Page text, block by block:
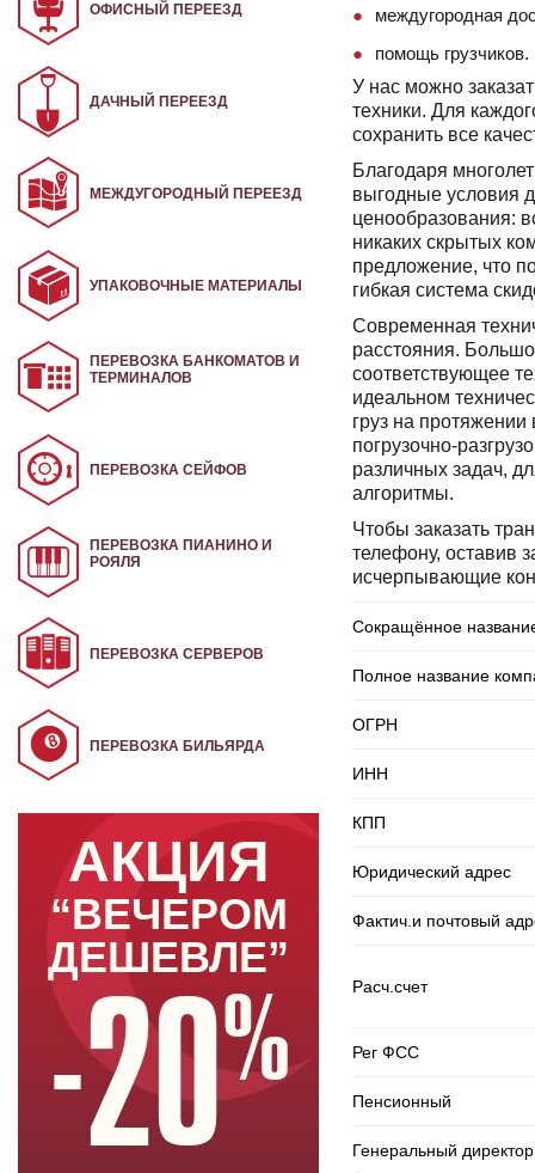
междугородная
помощь грузчиков.
У нас можно
техники. Для
сохранить все
Благодаря
выгодные условия
ценообразования:
никаких скрытых
предложение, что
гибкая система
Современная
расстояния.
соответствующее
идеальном
груз на
погрузочно-
различных задач,
алгоритмы.
Чтобы заказать
телефону, оставив
исчерпывающие
Сокращённое
Полное название
ОГРН
ИНН
КПП
Юридический адрес
Фактич.и почтовый
Расч.счет
Рег ФСС
Пенсионный
Генеральный
ОФИСНЫЙ ПЕРЕЕЗД
ДАЧНЫЙ ПЕРЕЕЗД
МЕЖДУГОРОДНЫЙ ПЕРЕЕЗД
УПАКОВОЧНЫЕ МАТЕРИАЛЫ
ПЕРЕВОЗКА БАНКОМАТОВ И
ТЕРМИНАЛОВ
ПЕРЕВОЗКА СЕЙФОВ
ПЕРЕВОЗКА ПИАНИНО И
РОЯЛЯ
ПЕРЕВОЗКА СЕРВЕРОВ
ПЕРЕВОЗКА БИЛЬЯРДА
АКЦИЯ
“ВЕЧЕРОМ
ДЕШЕВЛЕ”